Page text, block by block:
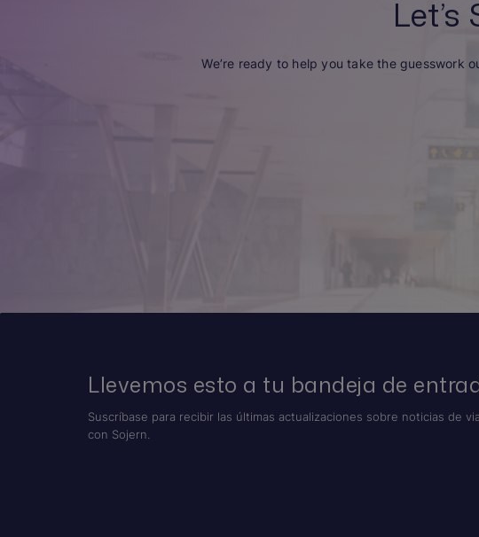
We’re ready to help you take the guesswork
Llevemos esto a tu bandeja de
Suscríbase para recibir las últimas actualizaciones sobre noticias de
con Sojern.